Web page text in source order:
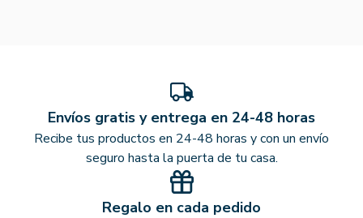
Envíos gratis y entrega en 24-48 horas
Recibe tus productos en 24-48 horas y con un envío
seguro hasta la puerta de tu casa.
Regalo en cada pedido